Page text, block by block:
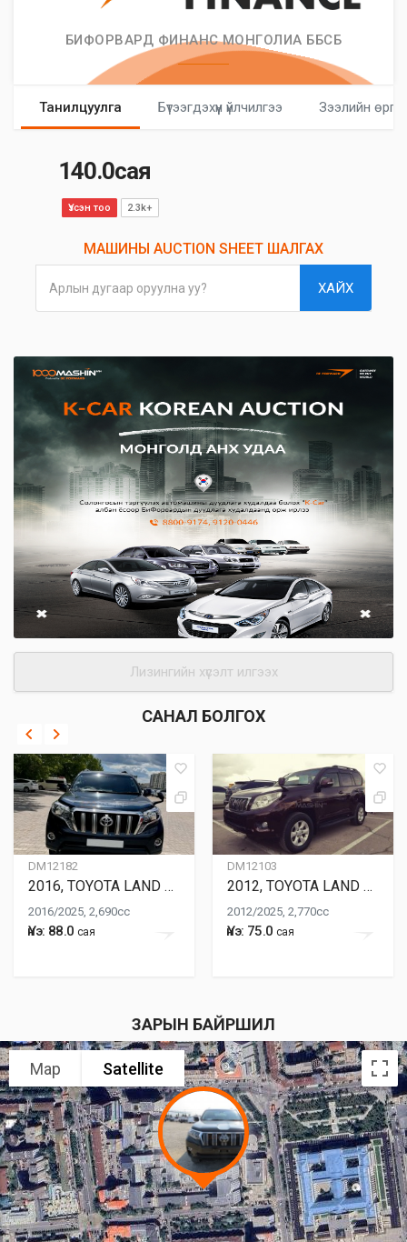
БИФОРВАРД ФИНАНС МОНГОЛИА ББСБ
Танилцуулга Бүтээгдэхүүн үйлчилгээ Зээлийн
140.0сая
Үзсэн тоо 2.3k+
МАШИНЫ AUCTION SHEET ШАЛГАХ
Арлын дугаар оруулна уу? ХАЙХ
Лизингийн хүсэлт илгээх
САНАЛ БОЛГОХ
DM12182
2016, TOYOTA LAND CRUISER PRADO 150
2016/2025, 2,690cc
Үнэ: 88.0 сая
DM12103
2012, TOYOTA LAND CRUISER PRADO 150
2012/2025, 2,770cc
Үнэ: 75.0 сая
ЗАРЫН БАЙРШИЛ
Map Satellite